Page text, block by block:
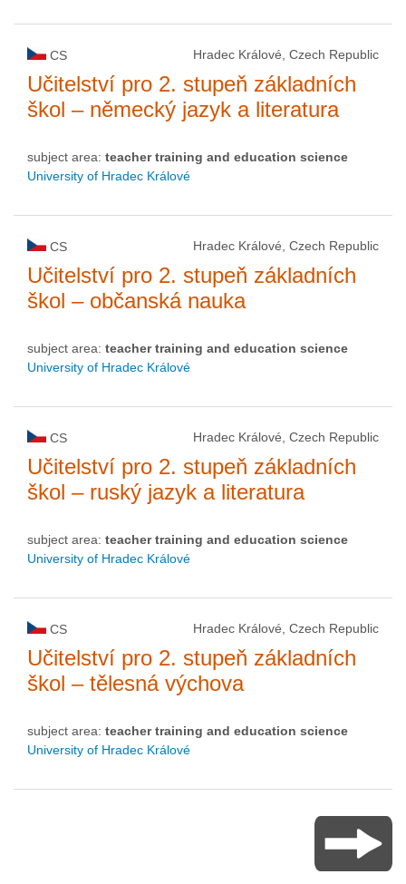
CS Hradec Králové, Czech Republic
Učitelství pro 2. stupeň základních
škol – německý jazyk a literatura
subject area: teacher training and education science
University of Hradec Králové
CS Hradec Králové, Czech Republic
Učitelství pro 2. stupeň základních
škol – občanská nauka
subject area: teacher training and education science
University of Hradec Králové
CS Hradec Králové, Czech Republic
Učitelství pro 2. stupeň základních
škol – ruský jazyk a literatura
subject area: teacher training and education science
University of Hradec Králové
CS Hradec Králové, Czech Republic
Učitelství pro 2. stupeň základních
škol – tělesná výchova
subject area: teacher training and education science
University of Hradec Králové